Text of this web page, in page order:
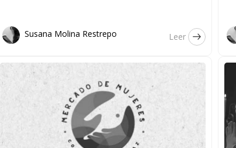
Susana Molina Restrepo Leer